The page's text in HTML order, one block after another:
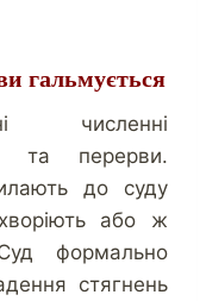
гальмується
численні
та перерви.
до суду
або ж
формально
стягнень